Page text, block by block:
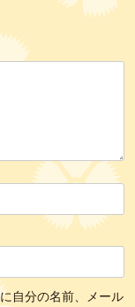
自分の名前、メール